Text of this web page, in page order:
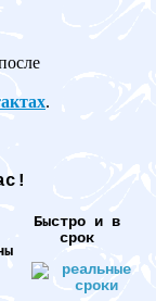
.
Быстро и в
срок